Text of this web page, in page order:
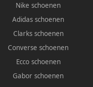
Nike schoenen
Adidas schoenen
Clarks schoenen
Converse schoenen
Ecco schoenen
Gabor schoenen